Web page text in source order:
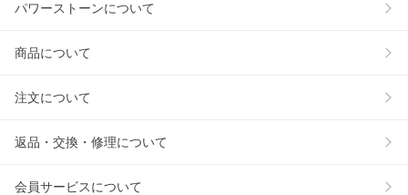
パワーストーンについて
商品について
注文について
返品・交換・修理について
会員サービスについて